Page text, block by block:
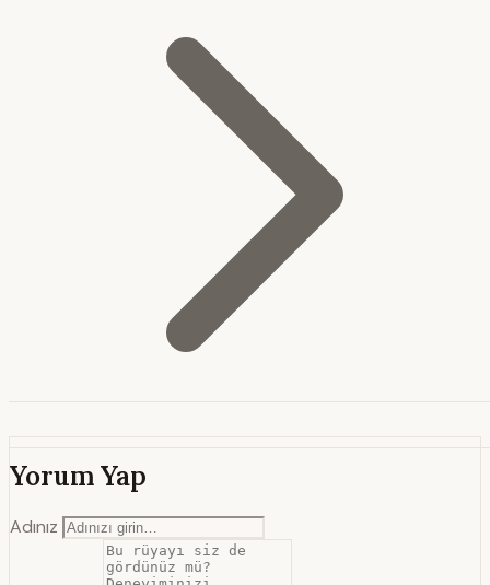
Yorum Yap
Adınız